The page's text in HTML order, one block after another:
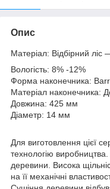
Опис
Матеріал: Відбірний
Вологість: 8% -12%
Форма наконечника:
Матеріал наконечника:
Довжина: 425 мм
Діаметр: 14 мм
Для виготовлення цієї
технологію
деревини. Висока
на її механічні